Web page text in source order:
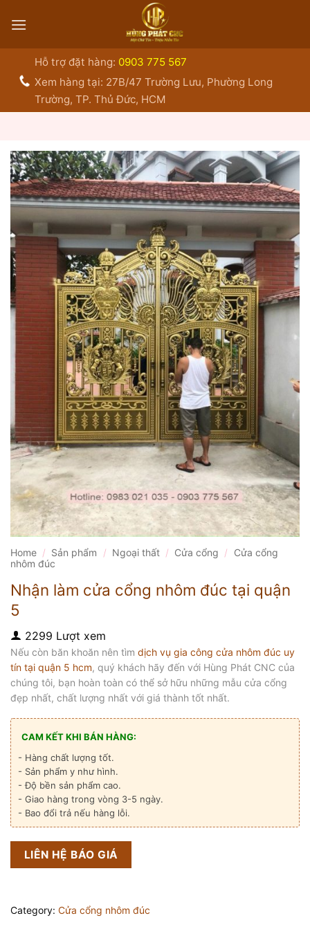
qua
Hỗ trợ đặt hàng: 0903 775 567
Xem hàng tại: 27B/47 Trường Lưu, Phường Long
Trường, TP. Thủ Đức, HCM
Home / Sản phẩm / Ngoại thất / Cửa cổng /
Cửa cổng
nhôm đúc
Nhận làm cửa cổng nhôm đúc tại quận
5
2299 Lượt xem
Nếu còn băn khoăn nên tìm dịch vụ gia công cửa nhôm đúc uy
tín tại quận 5 hcm, quý khách hãy đến với Hùng Phát CNC của
chúng tôi, bạn hoàn toàn có thể sở hữu những mẫu cửa cổng
đẹp nhất, chất lượng nhất với giá thành tốt nhất.
CAM KẾT KHI BÁN HÀNG:
- Hàng chất lượng tốt.
- Sản phẩm y như hình.
- Độ bền sản phẩm cao.
- Giao hàng trong vòng 3-5 ngày.
- Bao đổi trả nếu hàng lỗi.
LIÊN HỆ BÁO GIÁ
Category: Cửa cổng nhôm đúc